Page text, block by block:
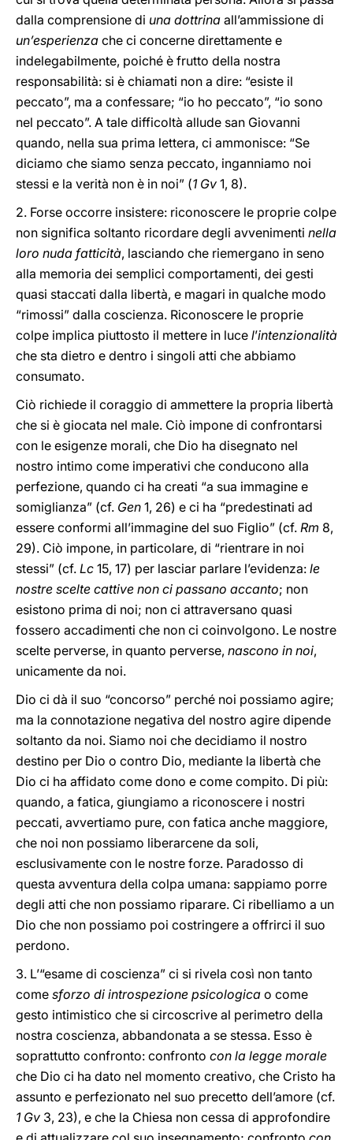
dalla comprensione di una dottrina all’ammissione di
un’esperienza che ci concerne direttamente e
indelegabilmente, poiché è frutto della nostra
responsabilità: si è chiamati non a dire: “esiste il
peccato”, ma a confessare; “io ho peccato”, “io sono
nel peccato”. A tale difficoltà allude san Giovanni
quando, nella sua prima lettera, ci ammonisce: “Se
diciamo che siamo senza peccato, inganniamo noi
stessi e la verità non è in noi” (1 Gv 1, 8).
2. Forse occorre insistere: riconoscere le proprie colpe
non significa soltanto ricordare degli avvenimenti nella
loro nuda fatticità, lasciando che riemergano in seno
alla memoria dei semplici comportamenti, dei gesti
quasi staccati dalla libertà, e magari in qualche modo
“rimossi” dalla coscienza. Riconoscere le proprie
colpe implica piuttosto il mettere in luce l’intenzionalità
che sta dietro e dentro i singoli atti che abbiamo
consumato.
Ciò richiede il coraggio di ammettere la propria libertà
che si è giocata nel male. Ciò impone di confrontarsi
con le esigenze morali, che Dio ha disegnato nel
nostro intimo come imperativi che conducono alla
perfezione, quando ci ha creati “a sua immagine e
somiglianza” (cf. Gen 1, 26) e ci ha “predestinati ad
essere conformi all’immagine del suo Figlio” (cf. Rm 8,
29). Ciò impone, in particolare, di “rientrare in noi
stessi” (cf. Lc 15, 17) per lasciar parlare l’evidenza: le
nostre scelte cattive non ci passano accanto; non
esistono prima di noi; non ci attraversano quasi
fossero accadimenti che non ci coinvolgono. Le nostre
scelte perverse, in quanto perverse, nascono in noi,
unicamente da noi.
Dio ci dà il suo “concorso” perché noi possiamo agire;
ma la connotazione negativa del nostro agire dipende
soltanto da noi. Siamo noi che decidiamo il nostro
destino per Dio o contro Dio, mediante la libertà che
Dio ci ha affidato come dono e come compito. Di più:
quando, a fatica, giungiamo a riconoscere i nostri
peccati, avvertiamo pure, con fatica anche maggiore,
che noi non possiamo liberarcene da soli,
esclusivamente con le nostre forze. Paradosso di
questa avventura della colpa umana: sappiamo porre
degli atti che non possiamo riparare. Ci ribelliamo a un
Dio che non possiamo poi costringere a offrirci il suo
perdono.
3. L’“esame di coscienza” ci si rivela così non tanto
come sforzo di introspezione psicologica o come
gesto intimistico che si circoscrive al perimetro della
nostra coscienza, abbandonata a se stessa. Esso è
soprattutto confronto: confronto con la legge morale
che Dio ci ha dato nel momento creativo, che Cristo ha
assunto e perfezionato nel suo precetto dell’amore (cf.
1 Gv 3, 23), e che la Chiesa non cessa di approfondire